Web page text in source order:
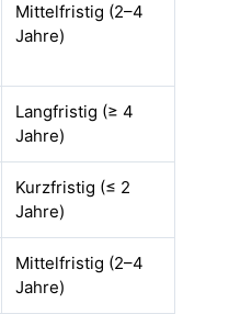
Mittelfristig (2–4
Jahre)
Langfristig (≥ 4
Jahre)
Kurzfristig (≤ 2
Jahre)
Mittelfristig (2–4
Jahre)